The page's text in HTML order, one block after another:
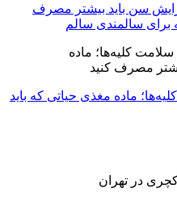
سن باید بیشتر مصرف
برای سالمندی سالم
ماده مغذی حیاتی که باید